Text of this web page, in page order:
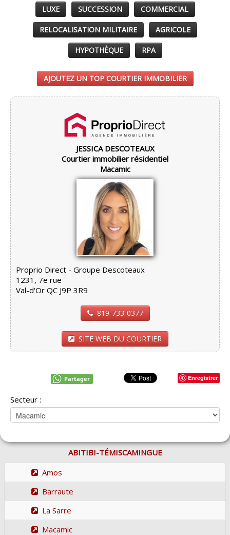
LUXE SUCCESSION COMMERCIAL
RELOCALISATION MILITAIRE AGRICOLE
HYPOTHÈQUE RPA
AJOUTEZ UN TOP COURTIER IMMOBILIER
JESSICA DESCOTEAUX
Courtier immobilier résidentiel
Macamic
Proprio Direct - Groupe Descoteaux
1231, 7e rue
Val-d'Or QC J9P 3R9
819-733-0377
SITE WEB DU COURTIER
Enregistrer
Partager
Secteur :
ABITIBI-TÉMISCAMINGUE
Amos
Barraute
La Sarre
Macamic